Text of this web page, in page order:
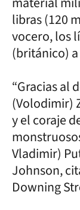
libras (120
vocero, los
(británico) a
“Gracias al
(Volodimir)
y el coraje
Vladimir)
Johnson,
Downing